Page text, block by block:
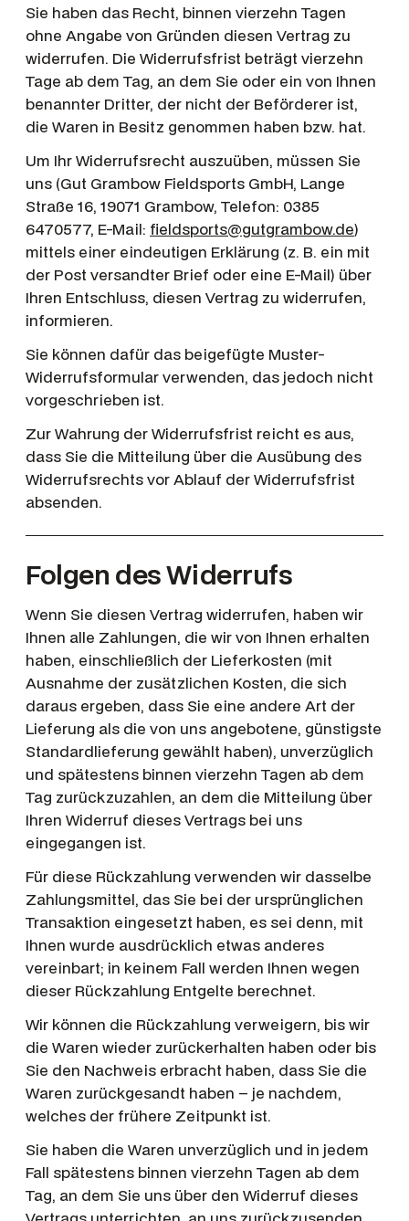
Sie haben das Recht, binnen vierzehn Tagen
ohne Angabe von Gründen diesen Vertrag zu
widerrufen. Die Widerrufsfrist beträgt vierzehn
Tage ab dem Tag, an dem Sie oder ein von Ihnen
benannter Dritter, der nicht der Beförderer ist,
die Waren in Besitz genommen haben bzw. hat.
Um Ihr Widerrufsrecht auszuüben, müssen Sie
uns (Gut Grambow Fieldsports GmbH, Lange
Straße 16, 19071 Grambow, Telefon: 0385
6470577, E-Mail: fieldsports@gutgrambow.de)
mittels einer eindeutigen Erklärung (z. B. ein mit
der Post versandter Brief oder eine E-Mail) über
Ihren Entschluss, diesen Vertrag zu widerrufen,
informieren.
Sie können dafür das beigefügte Muster-
Widerrufsformular verwenden, das jedoch nicht
vorgeschrieben ist.
Zur Wahrung der Widerrufsfrist reicht es aus,
dass Sie die Mitteilung über die Ausübung des
Widerrufsrechts vor Ablauf der Widerrufsfrist
absenden.
Folgen des Widerrufs
Wenn Sie diesen Vertrag widerrufen, haben wir
Ihnen alle Zahlungen, die wir von Ihnen erhalten
haben, einschließlich der Lieferkosten (mit
Ausnahme der zusätzlichen Kosten, die sich
daraus ergeben, dass Sie eine andere Art der
Lieferung als die von uns angebotene, günstigste
Standardlieferung gewählt haben), unverzüglich
und spätestens binnen vierzehn Tagen ab dem
Tag zurückzuzahlen, an dem die Mitteilung über
Ihren Widerruf dieses Vertrags bei uns
eingegangen ist.
Für diese Rückzahlung verwenden wir dasselbe
Zahlungsmittel, das Sie bei der ursprünglichen
Transaktion eingesetzt haben, es sei denn, mit
Ihnen wurde ausdrücklich etwas anderes
vereinbart; in keinem Fall werden Ihnen wegen
dieser Rückzahlung Entgelte berechnet.
Wir können die Rückzahlung verweigern, bis wir
die Waren wieder zurückerhalten haben oder bis
Sie den Nachweis erbracht haben, dass Sie die
Waren zurückgesandt haben – je nachdem,
welches der frühere Zeitpunkt ist.
Sie haben die Waren unverzüglich und in jedem
Fall spätestens binnen vierzehn Tagen ab dem
Tag, an dem Sie uns über den Widerruf dieses